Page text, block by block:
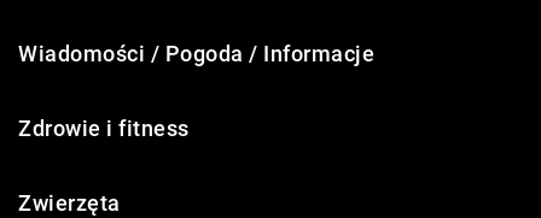
Wiadomości / Pogoda / Informacje
Zdrowie i fitness
Zwierzęta